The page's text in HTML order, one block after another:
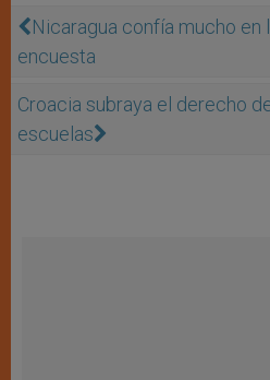
Nicaragua confía mucho en
encuesta
Croacia subraya el derecho
escuelas